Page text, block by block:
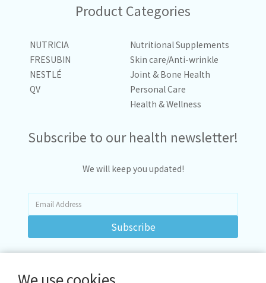
Product Categories
NUTRICIA
FRESUBIN
NESTLÉ
QV
Nutritional Supplements
Skin care/Anti-wrinkle
Joint & Bone Health
Personal Care
Health & Wellness
Subscribe to our health newsletter!
We will keep you updated!
Subscribe